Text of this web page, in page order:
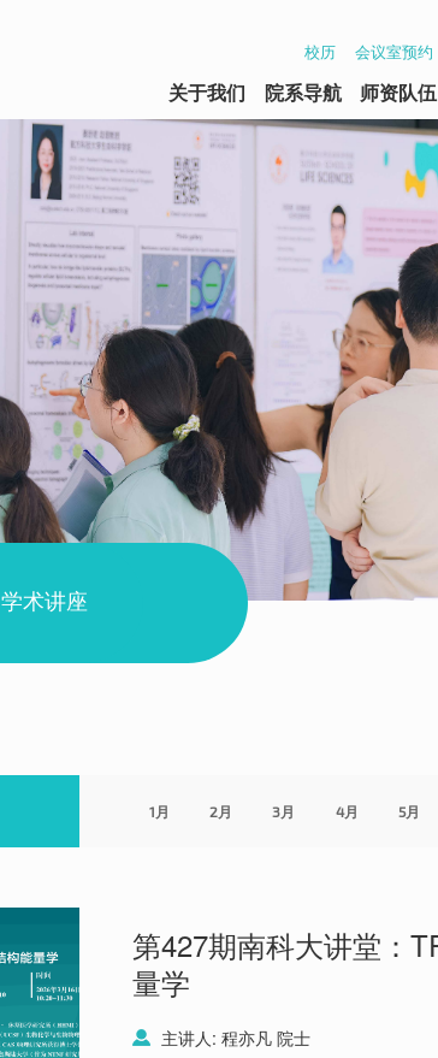
校历 会议室预约
关于我们 院系导航 师资队伍
学术讲座
1月 2月 3月 4月 5月
第427期南科大讲堂：
量学
主讲人: 程亦凡 院士